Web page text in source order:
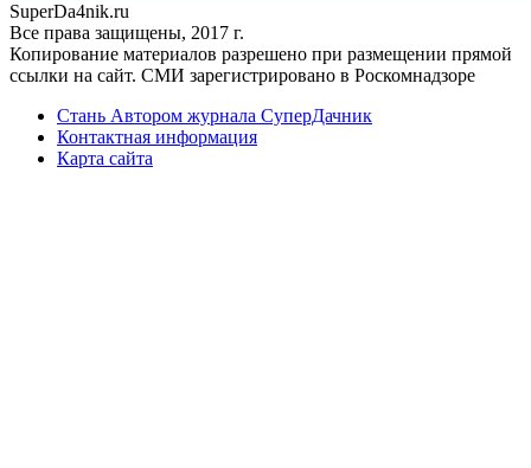
SuperDa4nik.ru
Все права защищены, 2017 г.
Копирование материалов разрешено при размещении прямой
ссылки на сайт. СМИ зарегистрировано в Роскомнадзоре
Стань Автором журнала СуперДачник
Контактная информация
Карта сайта